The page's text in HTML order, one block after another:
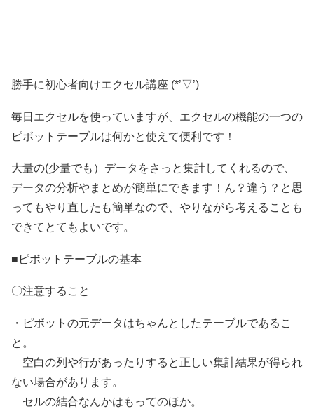
勝手に初心者向けエクセル講座 (*’▽’)
毎日エクセルを使っていますが、エクセルの機能の一つの
ピボットテーブルは何かと使えて便利です！
大量の(少量でも）データをさっと集計してくれるので、
データの分析やまとめが簡単にできます！ん？違う？と思
ってもやり直したも簡単なので、やりながら考えることも
できてとてもよいです。
■ピボットテーブルの基本
〇注意すること
・ピボットの元データはちゃんとしたテーブルであるこ
と。
空白の列や行があったりすると正しい集計結果が得られ
ない場合があります。
セルの結合なんかはもってのほか。